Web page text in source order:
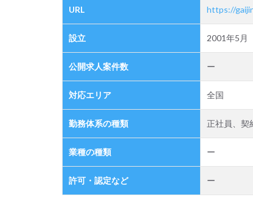
2.3
自分
で求
人を
て応
募す
イプ
の求
人サ
イト
3
URL https://
設立 2001年5月
公開求人案件数 ー
対応エリア 全国
勤務体系の種類 正社員、契
業種の種類 ー
許可・認定など ー